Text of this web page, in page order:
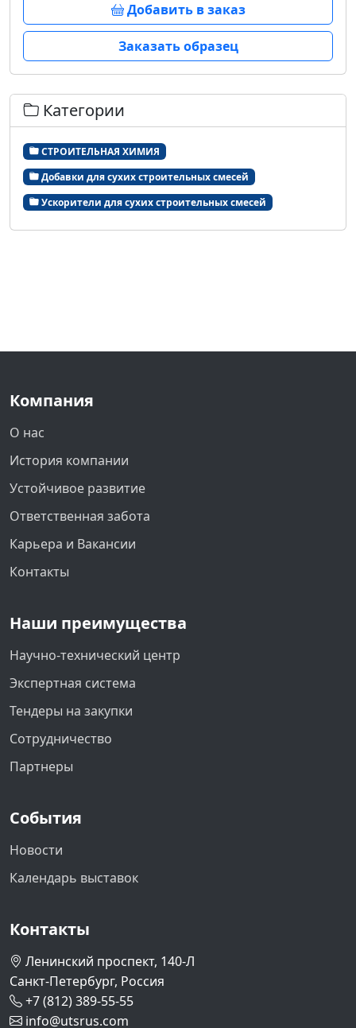
Добавить в заказ
Заказать образец
Категории
СТРОИТЕЛЬНАЯ ХИМИЯ
Добавки для сухих строительных смесей
Ускорители для сухих строительных смесей
Компания
О нас
История компании
Устойчивое развитие
Ответственная забота
Карьера и Вакансии
Контакты
Наши преимущества
Научно-технический центр
Экспертная система
Тендеры на закупки
Сотрудничество
Партнеры
События
Новости
Календарь выставок
Контакты
Ленинский проспект, 140-Л
Санкт-Петербург, Россия
+7 (812) 389-55-55
info@utsrus.com